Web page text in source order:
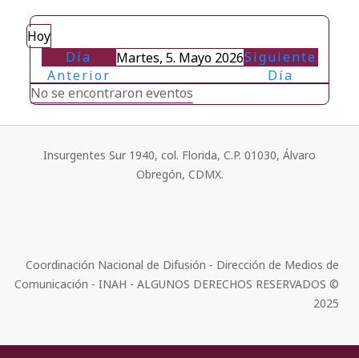
Hoy
Día
Anterior
Martes, 5. Mayo 2026Siguiente
Día
No se encontraron eventos
Insurgentes Sur 1940, col. Florida, C.P. 01030, Álvaro
Obregón, CDMX.
Coordinación Nacional de Difusión - Dirección de Medios de
Comunicación - INAH - ALGUNOS DERECHOS RESERVADOS ©
2025